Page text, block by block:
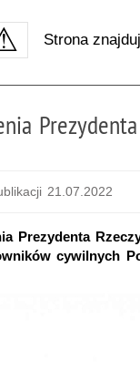
Strona
21.07.2022
Prezydenta
cywilnych